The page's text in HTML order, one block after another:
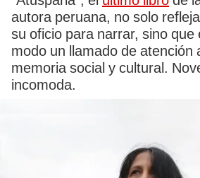
autora peruana, no solo
su oficio para narrar, sino que
modo un llamado de atención
memoria social y cultural.
incomoda.